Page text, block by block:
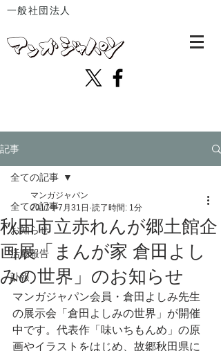
一般社団法人
記事
全ての記事
お知らせ
活動報告
訃報
全ての記事
秋田市立赤れんが郷土館企
画展「まんが家 倉田よし
みの世界」のお知らせ
マンガジャパン
2017年7月31日 読了時間: 1分
マンガジャパン会員・倉田よしみ先生
の展示会「倉田よしみの世界」が開催
中です。代表作「味いちもんめ」の原
画やイラストをはじめ、故郷秋田県に